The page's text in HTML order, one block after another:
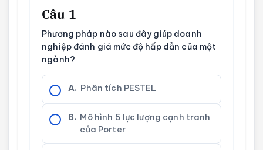
Câu 1
Phương pháp nào sau đây giúp doanh
nghiệp đánh giá mức độ hấp dẫn của một
ngành?
A. Phân tích PESTEL
B. Mô hình 5 lực lượng cạnh tranh
của Porter